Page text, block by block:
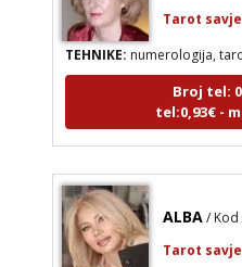
Tarot
TEHNIKE:numerologija,
Broj tel:
tel:0,93€ -
ALBA / Kod
Tarot